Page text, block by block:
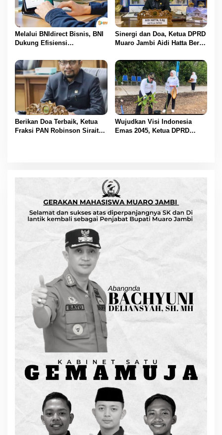
Melalui BNIdirect Bisnis, BNI
Dukung Efisiensi
UMKM
Sinergi dan Doa, Ketua DPRD
Muaro Jambi Aidi Hatta Beri
BBS
Berikan Doa Terbaik, Ketua
Fraksi PAN Robinson Sirait
Wujudkan Visi Indonesia
Emas 2045, Ketua DPRD